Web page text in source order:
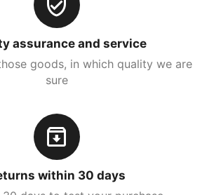
assurance and service
goods, in which quality we are
sure
within 30 days